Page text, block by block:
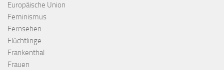
Europäische Union
Feminismus
Fernsehen
Flüchtlinge
Frankenthal
Frauen